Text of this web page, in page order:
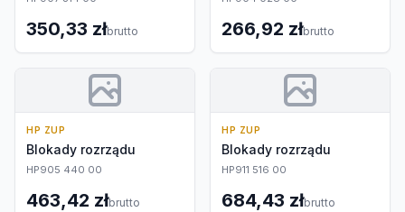
350,33 złbrutto 266,92 złbrutto
HP ZUP
Blokady rozrządu
HP905 440 00
463,42 złbrutto
HP ZUP
Blokady rozrządu
HP911 516 00
684,43 złbrutto